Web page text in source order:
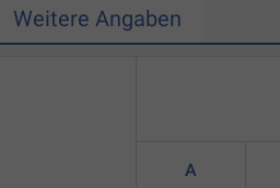
Weitere Angaben
A